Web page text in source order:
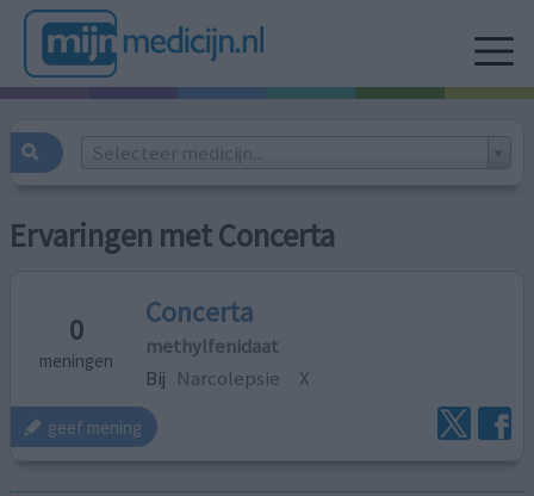
Selecteer medicijn...
Ervaringen met Concerta
0
meningen
Concerta
methylfenidaat
Bij Narcolepsie X
geef mening